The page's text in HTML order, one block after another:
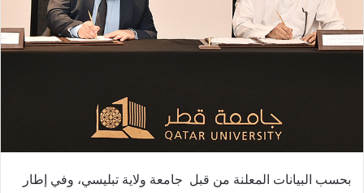
بحسب البيانات المعلنة من قبل جامعة ولاية تبليسي، وفي إطار